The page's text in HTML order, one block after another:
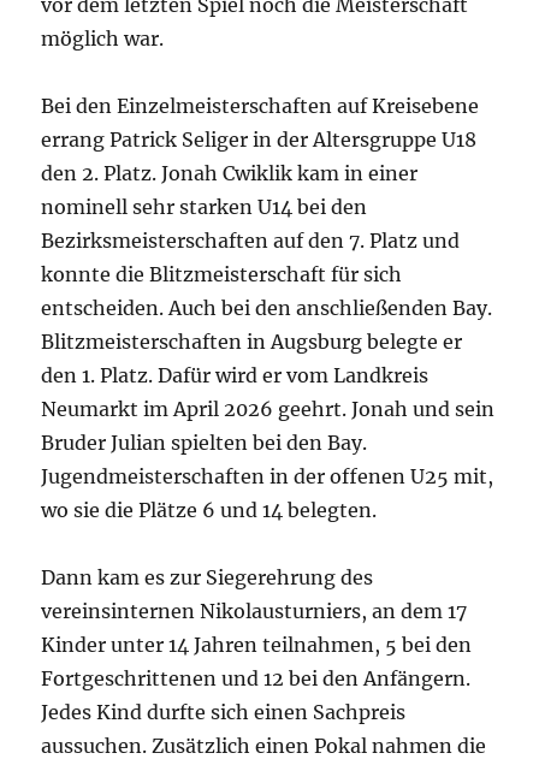
möglich war.
Bei den Einzelmeisterschaften auf Kreisebene
errang Patrick Seliger in der Altersgruppe U18
den 2. Platz. Jonah Cwiklik kam in einer
nominell sehr starken U14 bei den
Bezirksmeisterschaften auf den 7. Platz und
konnte die Blitzmeisterschaft für sich
entscheiden. Auch bei den anschließenden Bay.
Blitzmeisterschaften in Augsburg belegte er
den 1. Platz. Dafür wird er vom Landkreis
Neumarkt im April 2026 geehrt. Jonah und sein
Bruder Julian spielten bei den Bay.
Jugendmeisterschaften in der offenen U25 mit,
wo sie die Plätze 6 und 14 belegten.
Dann kam es zur Siegerehrung des
vereinsinternen Nikolausturniers, an dem 17
Kinder unter 14 Jahren teilnahmen, 5 bei den
Fortgeschrittenen und 12 bei den Anfängern.
Jedes Kind durfte sich einen Sachpreis
aussuchen. Zusätzlich einen Pokal nahmen die